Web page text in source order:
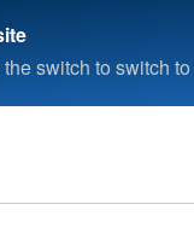
switch to switch